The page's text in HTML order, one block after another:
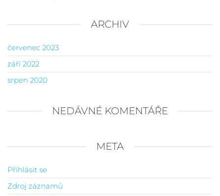
ARCHIV
červenec 2023
září 2022
srpen 2020
NEDÁVNÉ KOMENTÁŘE
META
Přihlásit se
Zdroj záznamů